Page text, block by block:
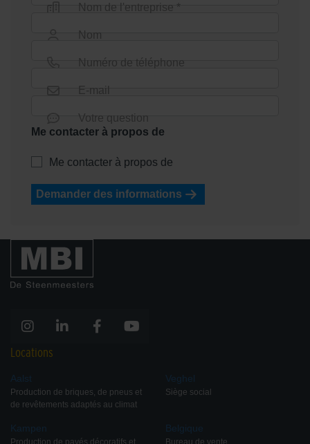
Nom de l'entreprise *
Nom
Numéro de téléphone
E-mail
Votre question
Me contacter à propos de
Me contacter à propos de
Demander des informations
Locations
Aalst
Production de briques, de pneus et
de revêtements adaptés au climat
Kampen
Production de pavés décoratifs et
Veghel
Siège social
Belgique
Bureau de vente